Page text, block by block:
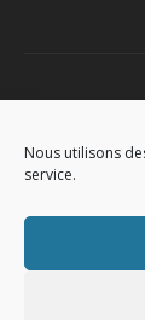
Nous utilisons
service.